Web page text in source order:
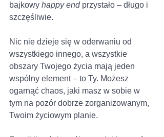
bajkowy happy end przystało – długo i
szczęśliwie.
Nic nie dzieje się w oderwaniu od
wszystkiego innego, a wszystkie
obszary Twojego życia mają jeden
wspólny element – to Ty. Możesz
ogarnąć chaos, jaki masz w sobie w
tym na pozór dobrze zorganizowanym,
Twoim życiowym planie.